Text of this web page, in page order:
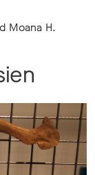
Moana H.